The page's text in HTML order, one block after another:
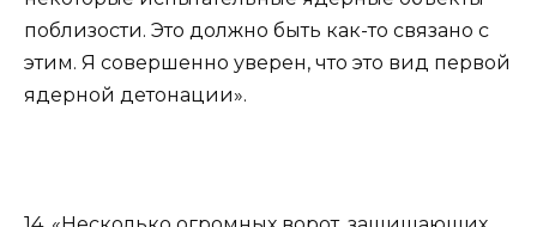
поблизости. Это должно быть как-то связано с
этим. Я совершенно уверен, что это вид первой
ядерной детонации».